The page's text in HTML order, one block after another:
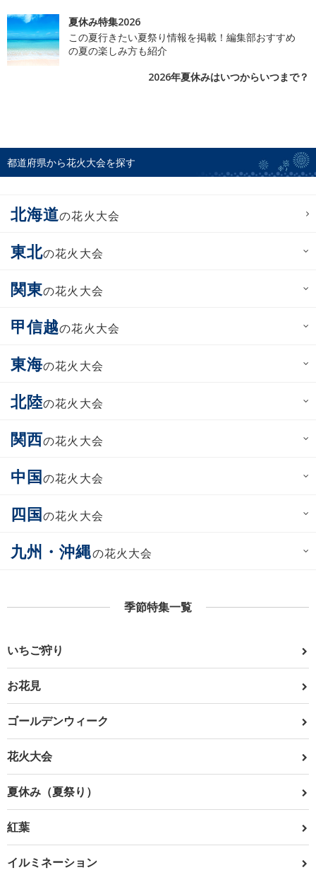
夏休み特集2026
この夏行きたい夏祭り情報を掲載！編集部おすすめ
の夏の楽しみ方も紹介
2026年夏休みはいつからいつまで？
都道府県から花火大会を探す
北海道の花火大会
東北の花火大会
関東の花火大会
甲信越の花火大会
東海の花火大会
北陸の花火大会
関西の花火大会
中国の花火大会
四国の花火大会
九州・沖縄の花火大会
季節特集一覧
いちご狩り
お花見
ゴールデンウィーク
花火大会
夏休み（夏祭り）
紅葉
イルミネーション